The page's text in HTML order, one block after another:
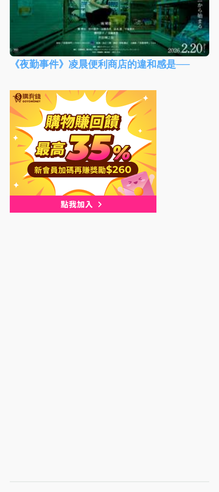
《夜勤事件》凌晨便利商店的違和感是──